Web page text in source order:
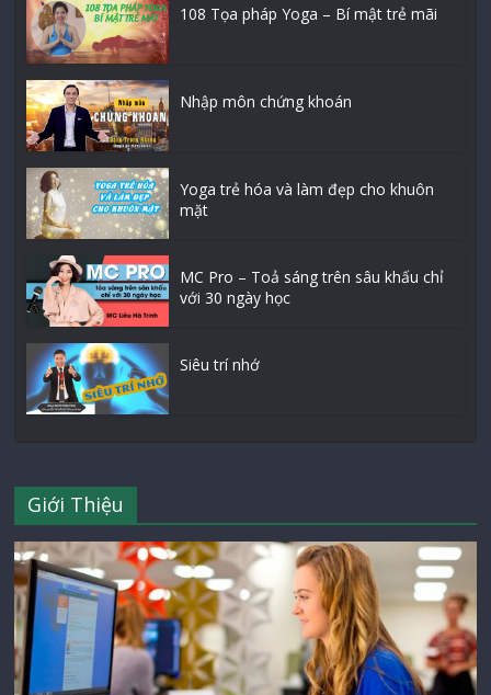
108 Tọa pháp Yoga – Bí mật trẻ mãi
Nhập môn chứng khoán
Yoga trẻ hóa và làm đẹp cho khuôn
mặt
MC Pro – Toả sáng trên sâu khấu chỉ
với 30 ngày học
Siêu trí nhớ
Giới Thiệu